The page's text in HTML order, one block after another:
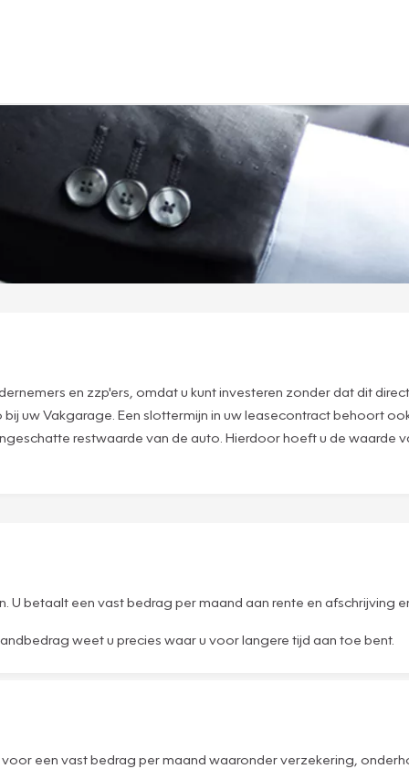
en zzp'ers, omdat u kunt investeren zonder dat dit
uw Vakgarage. Een slottermijn in uw leasecontract behoort
restwaarde van de auto. Hierdoor hoeft u de waarde
betaalt een vast bedrag per maand aan rente en afschrijving
weet u precies waar u voor langere tijd aan toe bent.
een vast bedrag per maand waaronder verzekering,